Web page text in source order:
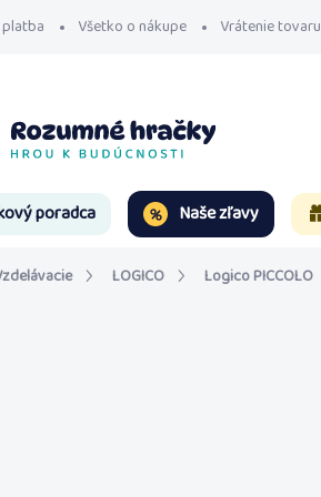
Všetko o nákupe Vrátenie tovaru
poradca Naše zľavy
LOGICO Logico PICCOLO